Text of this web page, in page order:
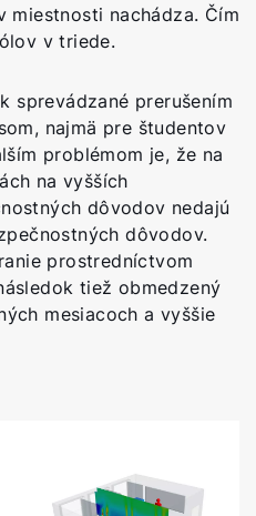
nachádza. Čím
v triede.
sprevádzané prerušením
najmä pre študentov
problémom je, že na
na vyšších
dôvodov nedajú
dôvodov.
prostredníctvom
tiež obmedzený
mesiacoch a vyššie